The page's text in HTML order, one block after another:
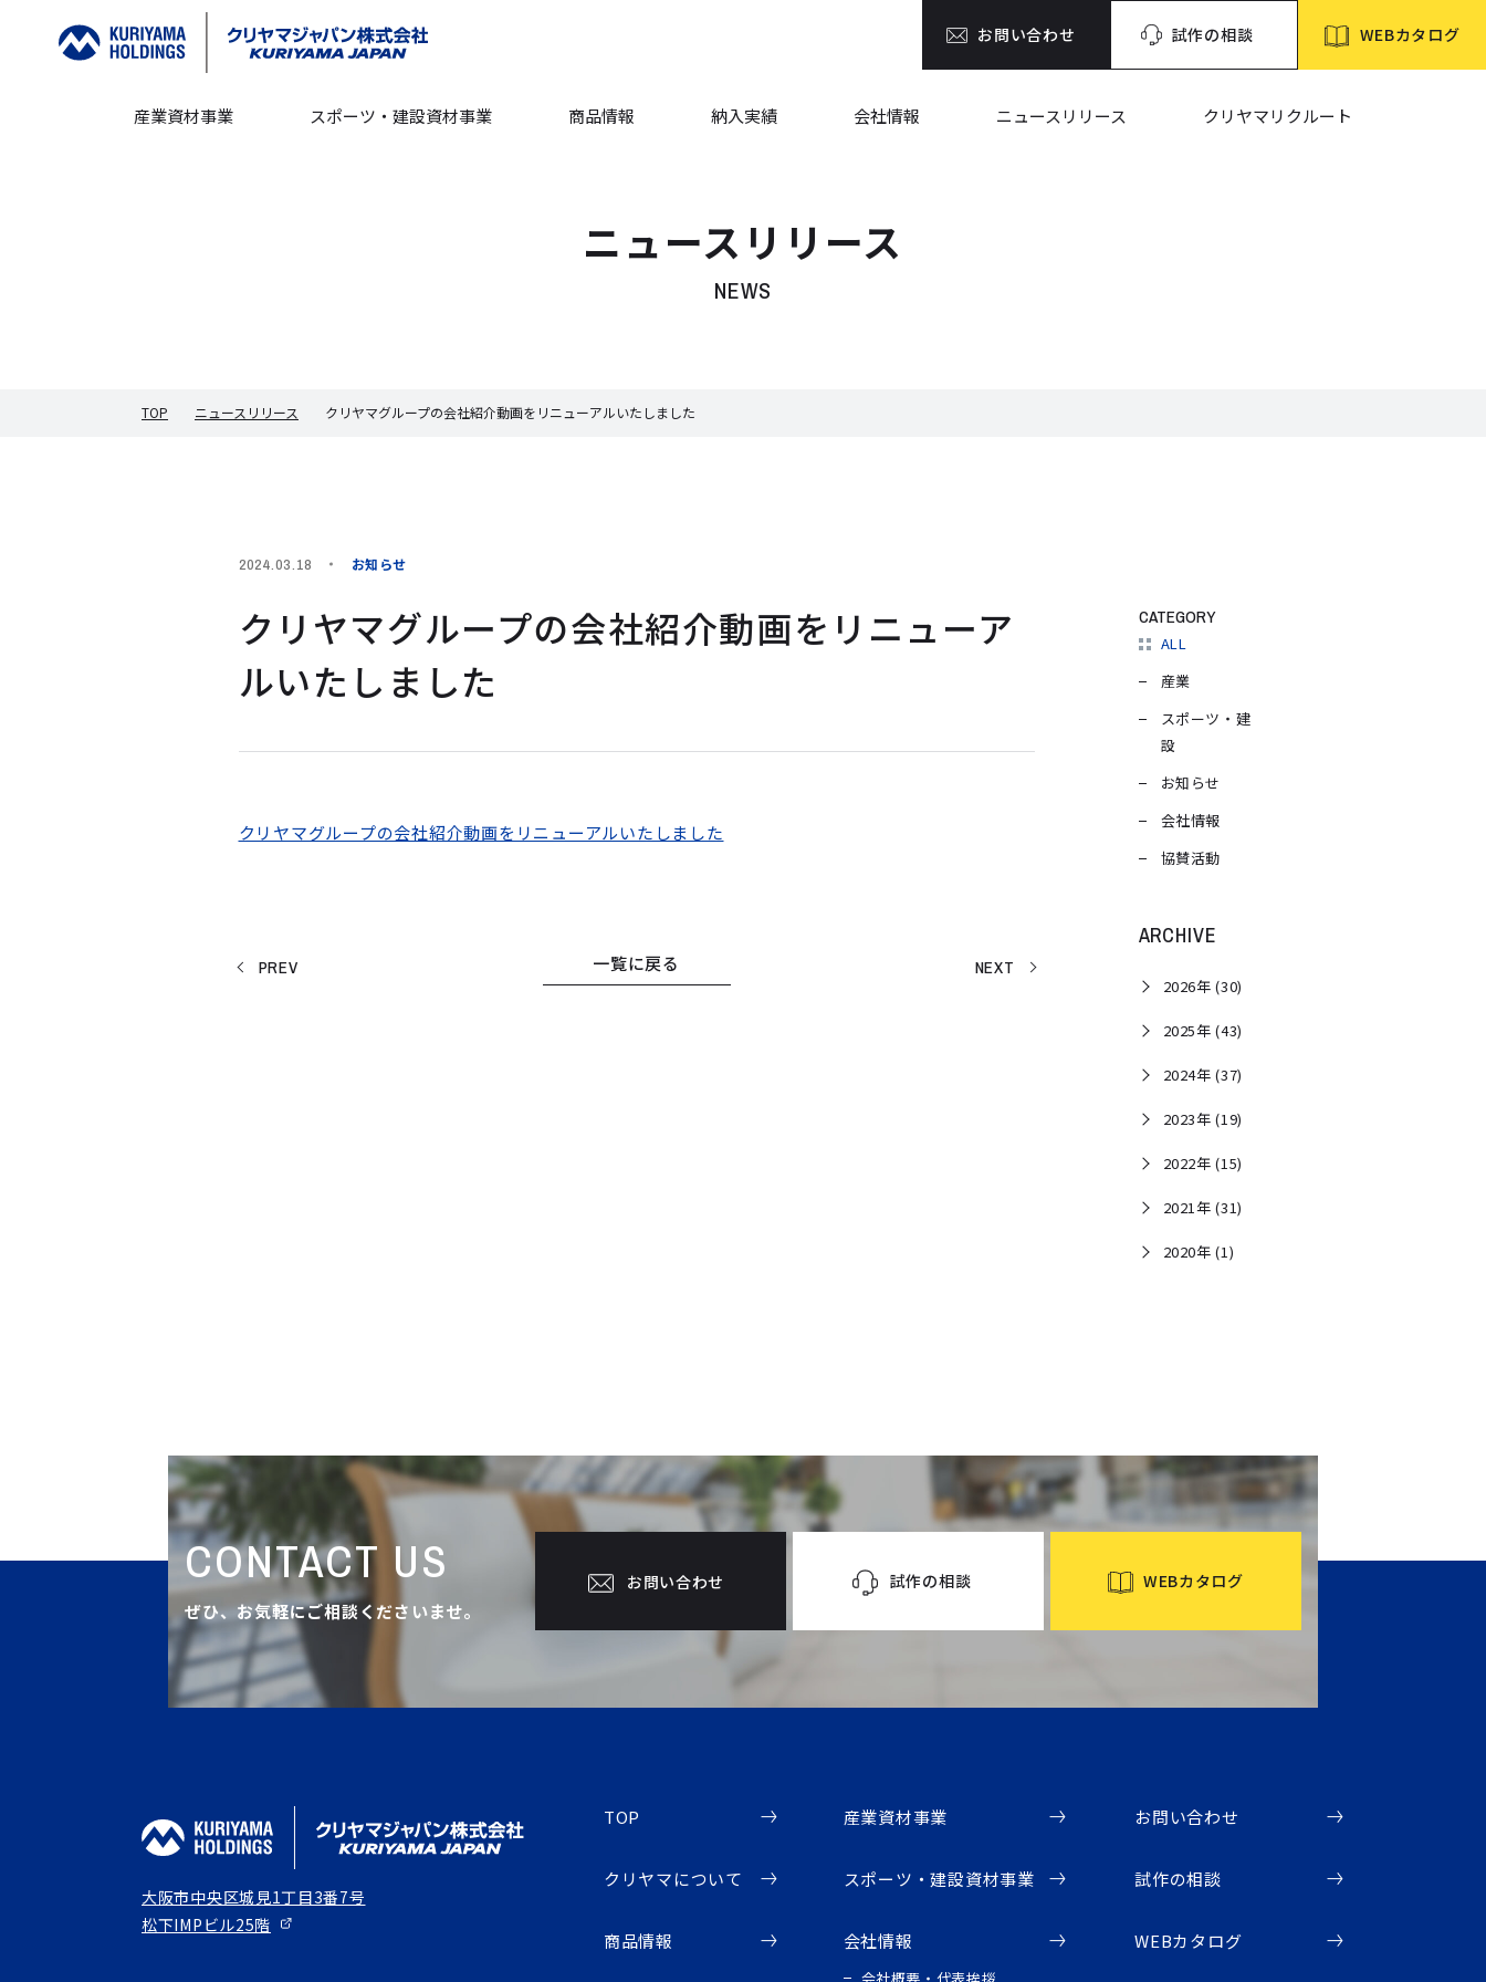
お問い合わせ 試作の相談 WEBカタログ
産業資材事業 スポーツ・建設資材事業 商品情報 納入実績 会社情報 ニュースリリース クリヤマリクルート
ニュースリリース
NEWS
TOP ニュースリリース クリヤマグループの会社紹介動画をリニューアルいたしました
2024.03.18 お知らせ
クリヤマグループの会社紹介動画をリニューア
ルいたしました
クリヤマグループの会社紹介動画をリニューアルいたしました
PREV NEXT
一覧に戻る
CATEGORY
ALL
産業
スポーツ・建
設
お知らせ
会社情報
協賛活動
ARCHIVE
2026年 (30)
2025年 (43)
2024年 (37)
2023年 (19)
2022年 (15)
2021年 (31)
2020年 (1)
CONTACT US
ぜひ、お気軽にご相談くださいませ。
お問い合わせ 試作の相談 WEBカタログ
TOP
クリヤマについて
商品情報
産業資材事業
スポーツ・建設資材事業
会社情報
お問い合わせ
試作の相談
WEBカタログ
大阪市中央区城見1丁目3番7号
松下IMPビル25階